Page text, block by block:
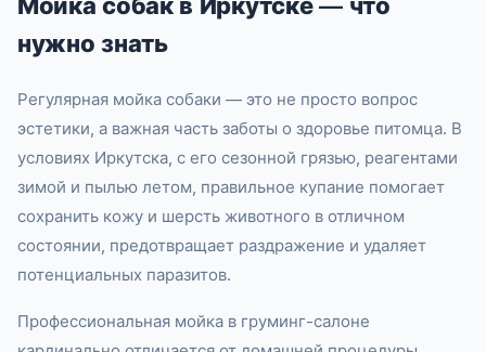
нужно знать
Регулярная мойка собаки — это не просто вопрос
эстетики, а важная часть заботы о здоровье питомца. В
условиях Иркутска, с его сезонной грязью, реагентами
зимой и пылью летом, правильное купание помогает
сохранить кожу и шерсть животного в отличном
состоянии, предотвращает раздражение и удаляет
потенциальных паразитов.
Профессиональная мойка в груминг-салоне